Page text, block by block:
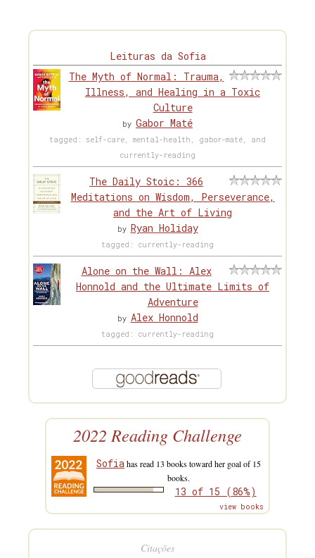
Leituras da Sofia
The Myth of Normal: Trauma,
Illness, and Healing in a Toxic
Culture
by Gabor Maté
tagged: self-care, mental-health, gabor-maté, and
currently-reading
The Daily Stoic: 366
Meditations on Wisdom, Perseverance,
and the Art of Living
by Ryan Holiday
tagged: currently-reading
Alone on the Wall: Alex
Honnold and the Ultimate Limits of
Adventure
by Alex Honnold
tagged: currently-reading
2022 Reading Challenge
Sofiahas read 13 books toward her goal of 15
books.
13 of 15 (86%)
view books
Citações